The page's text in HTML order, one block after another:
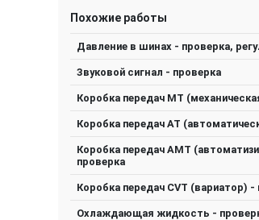
Похожие работы
Давление в шинах - проверка,
Звуковой сигнал - проверка
Коробка передач МТ
Коробка передач АТ
Коробка передач АМТ
проверка
Коробка передач CVT (вариатор) -
Охлаждающая жидкость -